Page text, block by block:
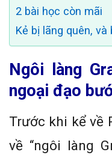
2 bài học còn mãi
Kẻ bị lãng quên,
Ngôi làng
ngoại đạo
Trước khi kể về
về “ngôi làng